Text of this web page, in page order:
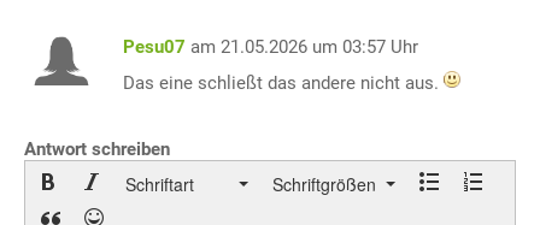
Pesu07 am 21.05.2026 um 03:57 Uhr
Das eine schließt das andere nicht aus.
Antwort schreiben
Schriftart Schriftgrößen